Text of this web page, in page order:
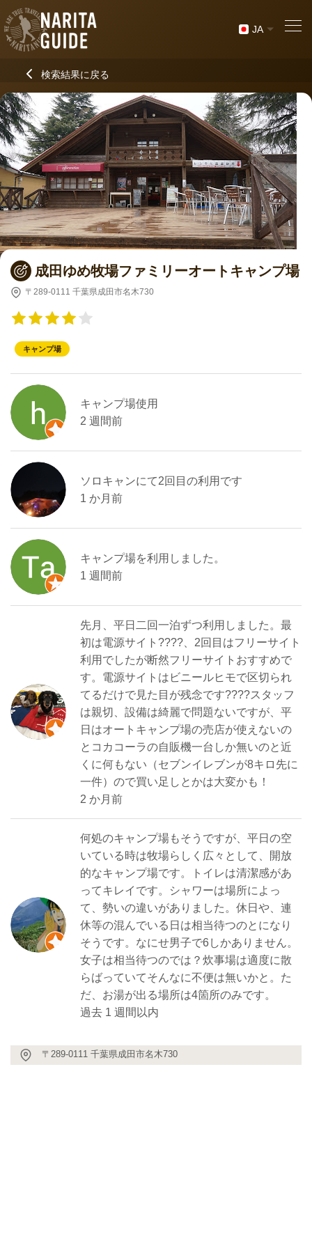
JA
検索結果に戻る
成田ゆめ牧場ファミリーオートキャンプ場
〒289-0111 千葉県成田市名木730
キャンプ場
キャンプ場使用
2 週間前
ソロキャンにて2回目の利用です
1 か月前
キャンプ場を利用しました。
1 週間前
先月、平日二回一泊ずつ利用しました。最
初は電源サイト????、2回目はフリーサイト
利用でしたが断然フリーサイトおすすめで
す。電源サイトはビニールヒモで区切られ
てるだけで見た目が残念です????スタッフ
は親切、設備は綺麗で問題ないですが、平
日はオートキャンプ場の売店が使えないの
とコカコーラの自販機一台しか無いのと近
くに何もない（セブンイレブンが8キロ先に
一件）ので買い足しとかは大変かも！
2 か月前
何処のキャンプ場もそうですが、平日の空
いている時は牧場らしく広々として、開放
的なキャンプ場です。トイレは清潔感があ
ってキレイです。シャワーは場所によっ
て、勢いの違いがありました。休日や、連
休等の混んでいる日は相当待つのとになり
そうです。なにせ男子で6しかありません。
女子は相当待つのでは？炊事場は適度に散
らばっていてそんなに不便は無いかと。た
だ、お湯が出る場所は4箇所のみです。
過去 1 週間以内
〒289-0111 千葉県成田市名木730